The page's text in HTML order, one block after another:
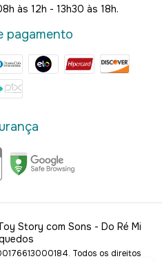
às 12h - 13h30 às 18h.
pagamento
Story com Sons - Do Ré Mi
Todos os direitos